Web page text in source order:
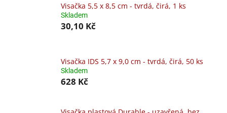
Visačka 5,5 x 8,5 cm - tvrdá, čirá, 1 ks
Skladem
30,10 Kč
Visačka IDS 5,7 x 9,0 cm - tvrdá, čirá, 50 ks
Skladem
628 Kč